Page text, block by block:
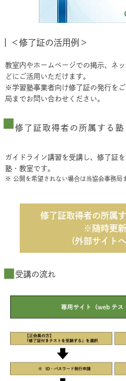
＜修了証の活用例＞
教室内やホームページでの掲示、ネ
どにご活用いただけます。
※学習塾事業者向け修了証の発行を
局までお問い合わせください。
修了証取得者の所属する
ガイドライン講習を受講し、修了証
塾・教室です。
※ 公開を希望されない場合は当協会事務局
修了証取得者の所属
※随時更
(外部サイト
受講の流れ